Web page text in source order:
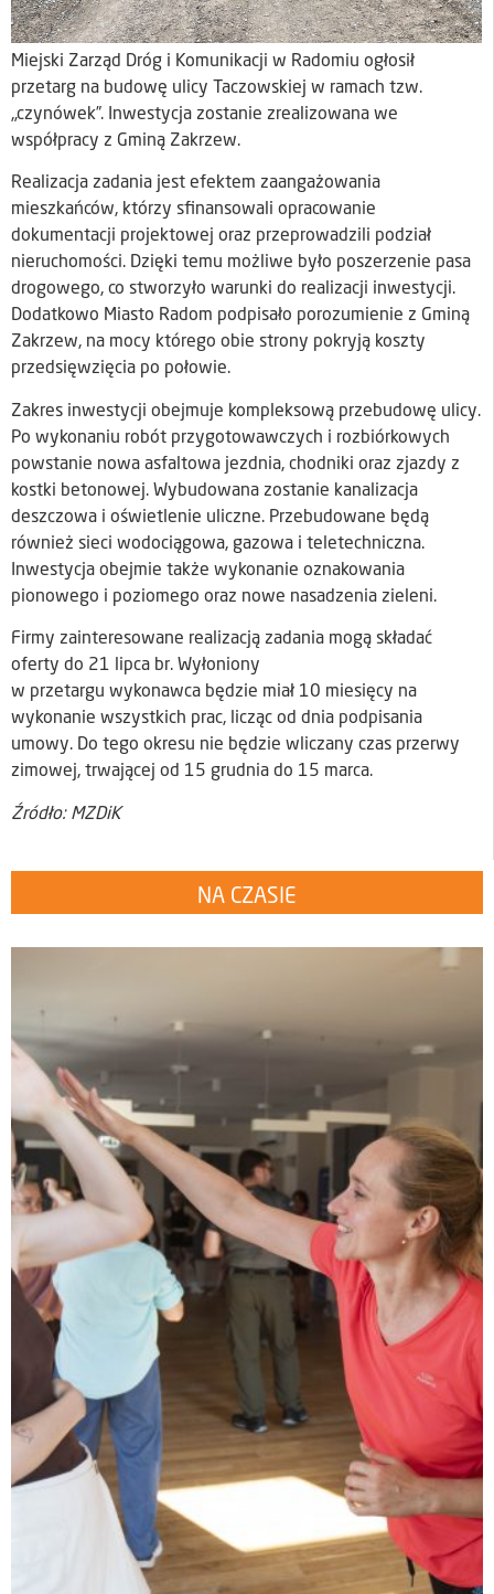
Miejski Zarząd Dróg i Komunikacji w Radomiu ogłosił
przetarg na budowę ulicy Taczowskiej w ramach tzw.
„czynówek”. Inwestycja zostanie zrealizowana we
współpracy z Gminą Zakrzew.
Realizacja zadania jest efektem zaangażowania
mieszkańców, którzy sfinansowali opracowanie
dokumentacji projektowej oraz przeprowadzili podział
nieruchomości. Dzięki temu możliwe było poszerzenie pasa
drogowego, co stworzyło warunki do realizacji inwestycji.
Dodatkowo Miasto Radom podpisało porozumienie z Gminą
Zakrzew, na mocy którego obie strony pokryją koszty
przedsięwzięcia po połowie.
Zakres inwestycji obejmuje kompleksową przebudowę ulicy.
Po wykonaniu robót przygotowawczych i rozbiórkowych
powstanie nowa asfaltowa jezdnia, chodniki oraz zjazdy z
kostki betonowej. Wybudowana zostanie kanalizacja
deszczowa i oświetlenie uliczne. Przebudowane będą
również sieci wodociągowa, gazowa i teletechniczna.
Inwestycja obejmie także wykonanie oznakowania
pionowego i poziomego oraz nowe nasadzenia zieleni.
Firmy zainteresowane realizacją zadania mogą składać
oferty do 21 lipca br. Wyłoniony
w przetargu wykonawca będzie miał 10 miesięcy na
wykonanie wszystkich prac, licząc od dnia podpisania
umowy. Do tego okresu nie będzie wliczany czas przerwy
zimowej, trwającej od 15 grudnia do 15 marca.
Źródło: MZDiK
NA CZASIE